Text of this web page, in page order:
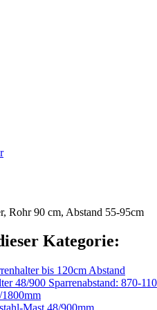
Rohr 90 cm, Abstand 55-95cm
Kategorie:
bis 120cm Abstand
48/900 Sparrenabstand: 870-